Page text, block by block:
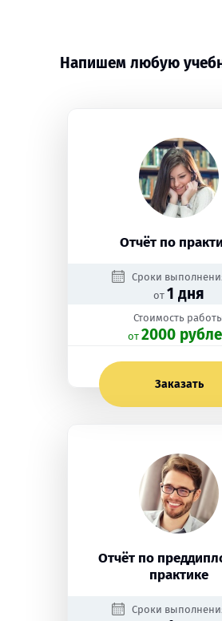
Напишем любую
Отчёт по
Сроки
от 1 дня
Стоимость
oт 2000
Заказать
Отчёт по
практике
Сроки